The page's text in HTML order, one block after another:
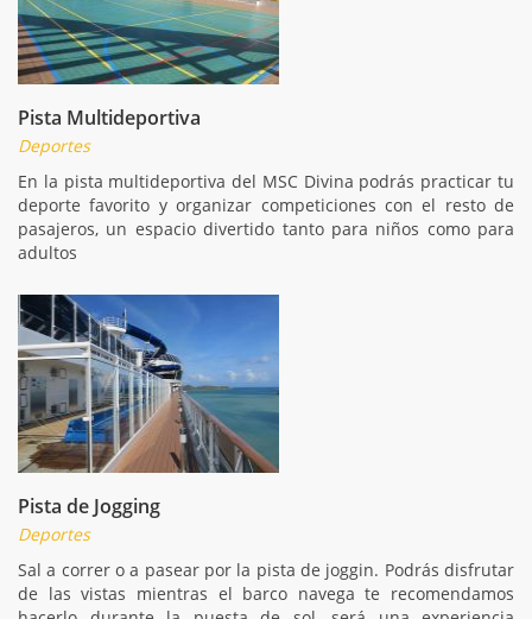
Pista Multideportiva
Deportes
En la pista multideportiva del MSC Divina podrás practicar tu
deporte favorito y organizar competiciones con el resto de
pasajeros, un espacio divertido tanto para niños como para
adultos
Pista de Jogging
Deportes
Sal a correr o a pasear por la pista de joggin. Podrás disfrutar
de las vistas mientras el barco navega te recomendamos